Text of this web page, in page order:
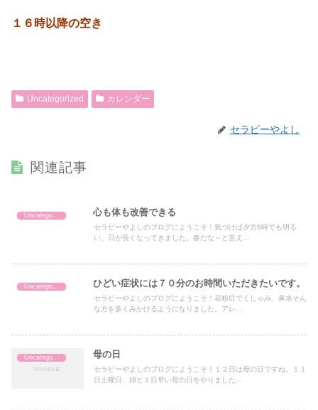
１６時以降の空き
Uncategorized カレンダー
セラピーやよし
関連記事
Uncategorized 心も体も改善できる
セラピーやよしのブログにようこそ！気づけば夕方6時でも明る
い。日が長くなってきました。春だな～と言え...
Uncategorized ひどい症状には７０分のお時間いただきたいです。
セラピーやよしのブログにようこそ！花粉症でくしゃみ、鼻水そん
な方を多くみかけるようになりました。アレ...
母の日
セラピーやよしのブログにようこそ！１２日は母の日ですね。１１
日土曜日、姉と１日早い母の日をやりました...